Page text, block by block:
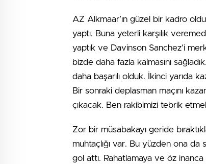
AZ Alkmaar’ın güzel bir kadro
yaptı. Buna yeterli karşılık
yaptık ve Davinson Sanchez’i
bizde daha fazla kalmasını
daha başarılı olduk. İkinci yarıda
Bir sonraki deplasman maçını
çıkacak. Ben rakibimizi tebrik
Zor bir müsabakayı geride
muhtaçlığı var. Bu yüzden ona
gol attı. Rahatlamaya ve öz